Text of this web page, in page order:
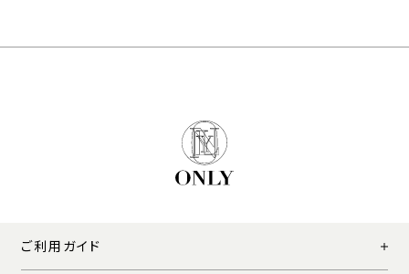
ご利用ガイド